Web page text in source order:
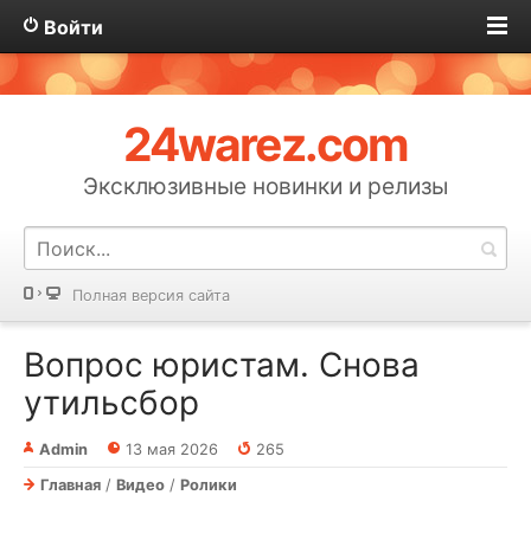
Войти
24warez.com
Эксклюзивные новинки и релизы
Полная версия сайта
Вопрос юристам. Снова
утильсбор
Admin 13 мая 2026
265
Главная / Видео / Ролики